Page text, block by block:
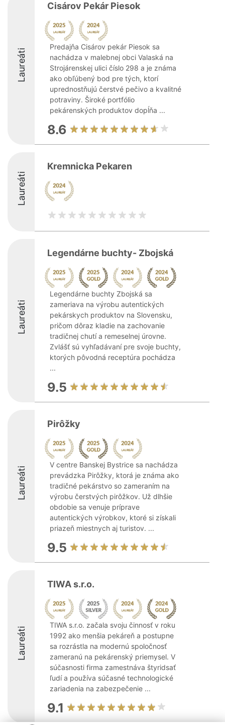
Laureáti
Cisárov Pekár Piesok
Predajňa Cisárov pekár Piesok sa
nachádza v malebnej obci Valaská na
Strojárenskej ulici číslo 298 a je známa
ako obľúbený bod pre tých, ktorí
uprednostňujú čerstvé pečivo a kvalitné
potraviny. Široké portfólio
pekárenských produktov dopĺňa ...
8.6
Laureáti
Kremnicka Pekaren
Laureáti
Legendárne buchty- Zbojská
Legendárne buchty Zbojská sa
zameriava na výrobu autentických
pekárskych produktov na Slovensku,
pričom dôraz kladie na zachovanie
tradičnej chutí a remeselnej úrovne.
Zvlášť sú vyhľadávaní pre svoje buchty,
ktorých pôvodná receptúra pochádza
...
9.5
Laureáti
Pirôžky
V centre Banskej Bystrice sa nachádza
prevádzka Pirôžky, ktorá je známa ako
tradičné pekárstvo so zameraním na
výrobu čerstvých pirôžkov. Už dlhšie
obdobie sa venuje príprave
autentických výrobkov, ktoré si získali
priazeň miestnych aj turistov. ...
9.5
Laureáti
TIWA s.r.o.
TIWA s.r.o. začala svoju činnosť v roku
1992 ako menšia pekáreň a postupne
sa rozrástla na modernú spoločnosť
zameranú na pekárenský priemysel. V
súčasnosti firma zamestnáva štyridsať
ľudí a používa súčasné technologické
zariadenia na zabezpečenie ...
9.1